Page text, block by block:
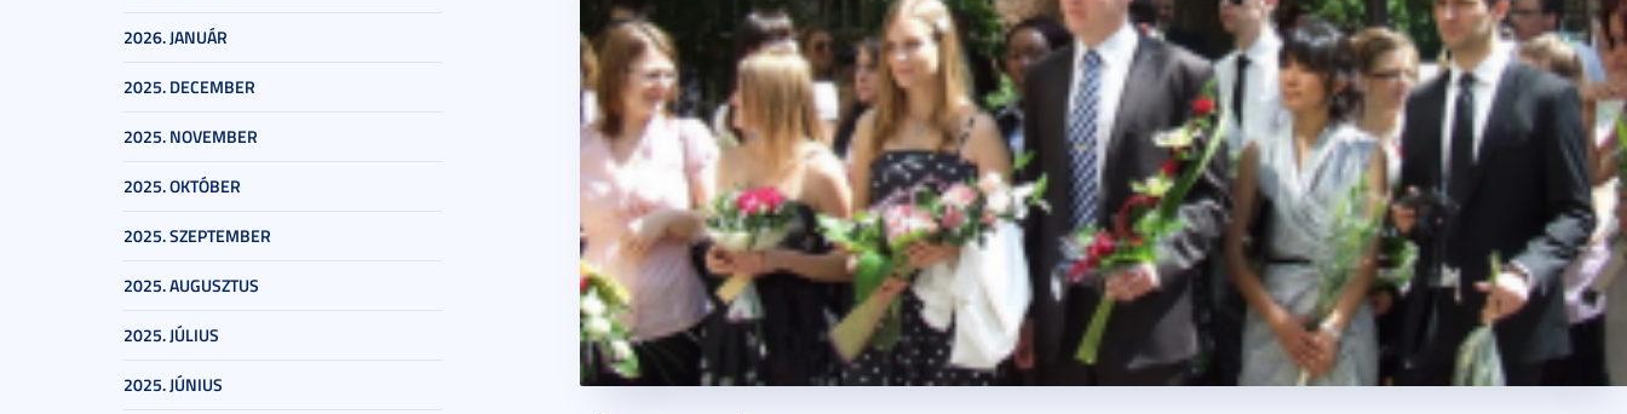
2026. JANUÁR
2025. DECEMBER
2025. NOVEMBER
2025. OKTÓBER
2025. SZEPTEMBER
2025. AUGUSZTUS
2025. JÚLIUS
2025. JÚNIUS